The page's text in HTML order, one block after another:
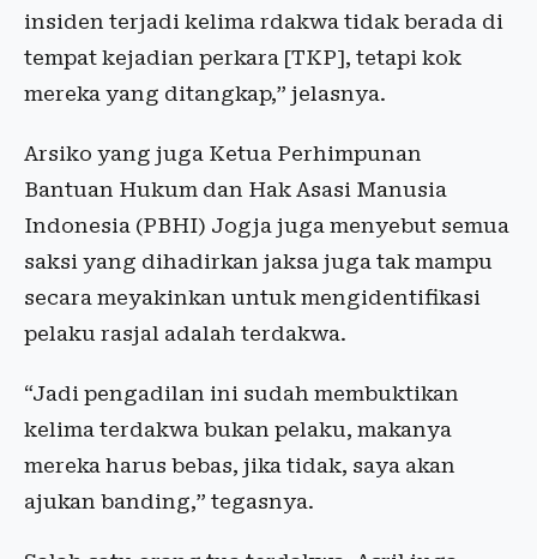
insiden terjadi kelima rdakwa tidak berada di
tempat kejadian perkara [TKP], tetapi kok
mereka yang ditangkap,” jelasnya.
Arsiko yang juga Ketua Perhimpunan
Bantuan Hukum dan Hak Asasi Manusia
Indonesia (PBHI) Jogja juga menyebut semua
saksi yang dihadirkan jaksa juga tak mampu
secara meyakinkan untuk mengidentifikasi
pelaku rasjal adalah terdakwa.
“Jadi pengadilan ini sudah membuktikan
kelima terdakwa bukan pelaku, makanya
mereka harus bebas, jika tidak, saya akan
ajukan banding,” tegasnya.